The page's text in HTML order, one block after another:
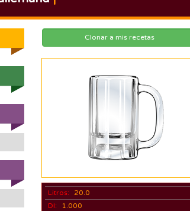
Clonar a mis recetas
Litros:
20.0
DI:
1.000